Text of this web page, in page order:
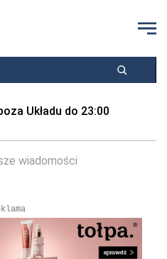
Układu do 23:00
wiadomości